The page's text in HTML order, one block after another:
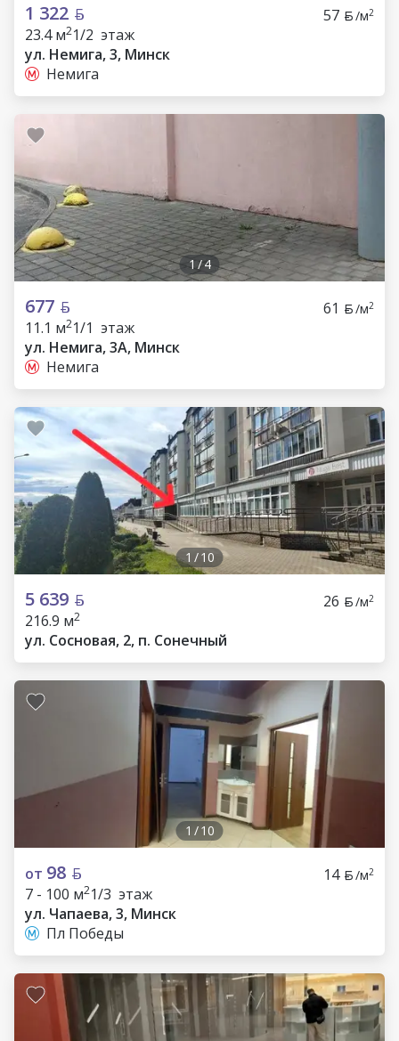
1 322 57 /м2
23.4 м21/2 этаж
ул. Немига, 3, Минск
Немига
1/4
677 61 /м2
11.1 м21/1 этаж
ул. Немига, 3А, Минск
Немига
1 /10
5 639 26 /м2
216.9 м2
ул. Сосновая, 2, п. Сонечный
1 /10
от 98 14 /м2
7 - 100 м21/3 этаж
ул. Чапаева, 3, Минск
Пл Победы